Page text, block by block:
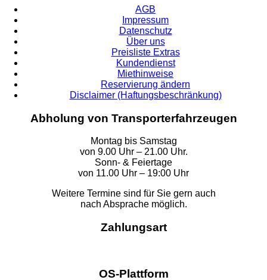
AGB
Impressum
Datenschutz
Über uns
Preisliste Extras
Kundendienst
Miethinweise
Reservierung ändern
Disclaimer (Haftungsbeschränkung)
Abholung von Transporterfahrzeugen
Montag bis Samstag
von 9.00 Uhr – 21.00 Uhr.
Sonn- & Feiertage
von 11.00 Uhr – 19:00 Uhr
Weitere Termine sind für Sie gern auch
nach Absprache möglich.
Zahlungsart
OS-Plattform